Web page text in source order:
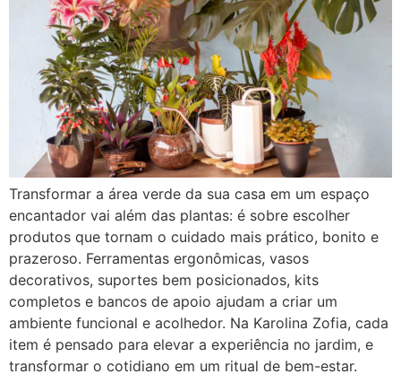
Transformar a área verde da sua casa em um espaço
encantador vai além das plantas: é sobre escolher
produtos que tornam o cuidado mais prático, bonito e
prazeroso. Ferramentas ergonômicas, vasos
decorativos, suportes bem posicionados, kits
completos e bancos de apoio ajudam a criar um
ambiente funcional e acolhedor. Na Karolina Zofia, cada
item é pensado para elevar a experiência no jardim, e
transformar o cotidiano em um ritual de bem-estar.